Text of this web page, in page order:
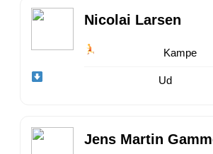
Nicolai Larsen
Kampe
Ud
Jens Martin